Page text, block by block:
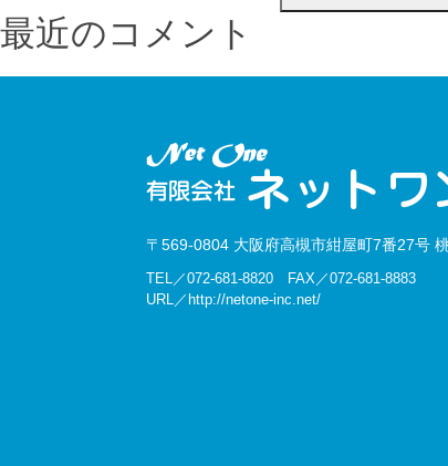
最近のコメント
〒569-0804 大阪府高槻市紺屋町7番27号
TEL／072-681-8820 FAX／072-681-8883
URL／http://netone-inc.net/